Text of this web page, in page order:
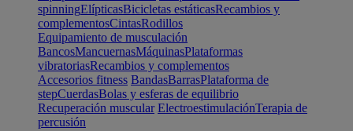
spinningElípticasBicicletas estáticasRecambios y
complementosCintasRodillos
Equipamiento de musculación
BancosMancuernasMáquinasPlataformas
vibratoriasRecambios y complementos
Accesorios fitness BandasBarrasPlataforma de
stepCuerdasBolas y esferas de equilibrio
Recuperación muscular ElectroestimulaciónTerapia de
percusión